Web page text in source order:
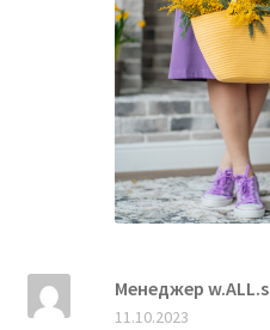
Менеджер w.ALL.s
11.10.2023